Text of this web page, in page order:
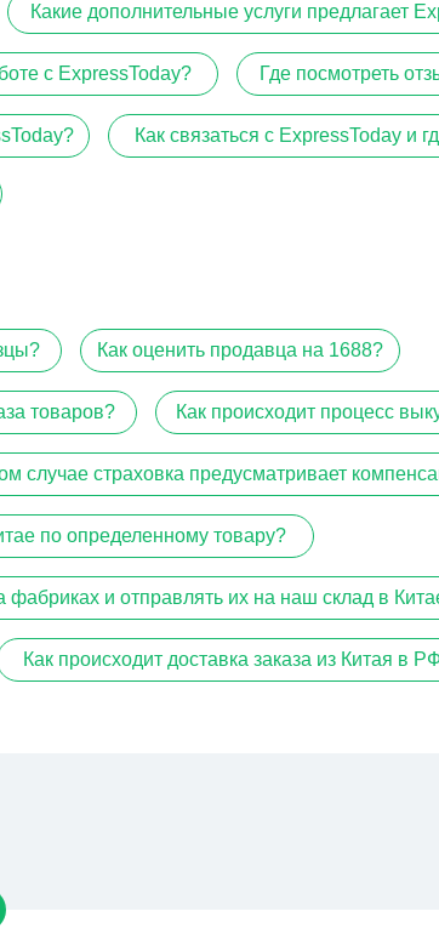
Как связаться с ExpressToday и
Как оценить продавца на 1688?
товаров? Как происходит процесс
по определенному товару?
с ExpressToday? Где посмотреть
Как происходит доставка заказа из Китая в
Какие дополнительные услуги предлагает
случае страховка предусматривает
фабриках и отправлять их на наш склад в